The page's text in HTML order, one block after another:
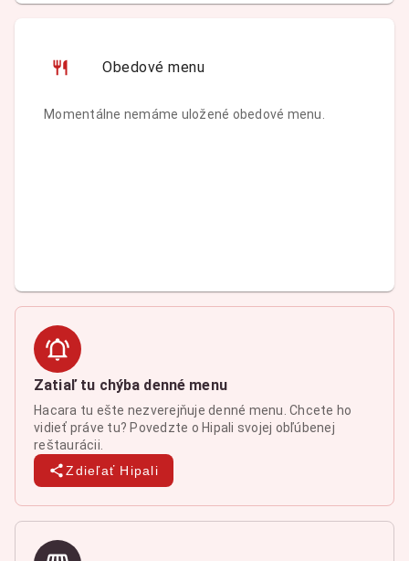
Obedové menu
Momentálne nemáme uložené obedové menu.
Zatiaľ tu chýba denné menu
Hacara tu ešte nezverejňuje denné menu. Chcete ho
vidieť práve tu? Povedzte o Hipali svojej obľúbenej
reštaurácii.
Zdieľať Hipali